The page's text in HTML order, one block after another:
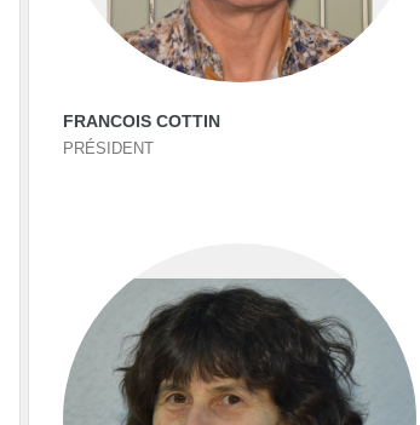
FRANCOIS COTTIN
PRÉSIDENT